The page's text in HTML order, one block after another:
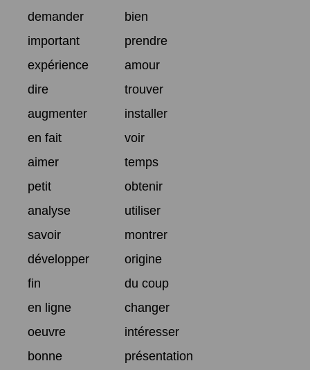
demander
bien
important
prendre
expérience
amour
dire
trouver
augmenter
installer
en fait
voir
aimer
temps
petit
obtenir
analyse
utiliser
savoir
montrer
développer
origine
fin
du coup
en ligne
changer
oeuvre
intéresser
bonne
présentation